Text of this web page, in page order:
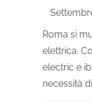
Roma si
elettrica.
electric e
necessità